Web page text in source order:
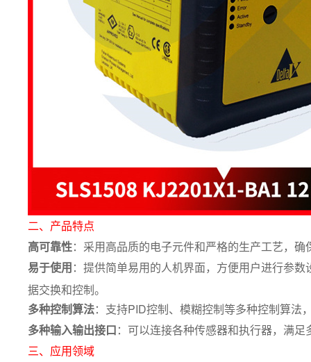
二、产品特点
高可靠性：采用高品质的电子元件和严格的生产工艺，
易于使用：提供简单易用的人机界面，方便用户进行参
据交换和控制。
多种控制算法：支持PID控制、模糊控制等多种控制算法
多种输入输出接口：可以连接各种传感器和执行器，满
三、应用领域